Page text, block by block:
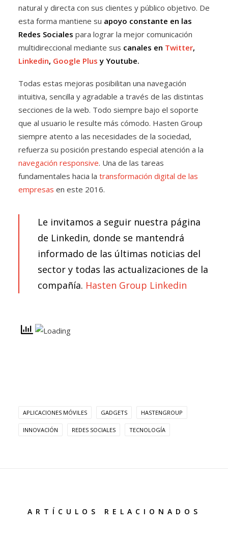
natural y directa con sus clientes y público objetivo. De
esta forma mantiene su apoyo constante en las
Redes Sociales para lograr la mejor comunicación
multidireccional mediante sus canales en Twitter,
Linkedin, Google Plus y Youtube.
Todas estas mejoras posibilitan una navegación
intuitiva, sencilla y agradable a través de las distintas
secciones de la web. Todo siempre bajo el soporte
que al usuario le resulte más cómodo. Hasten Group
siempre atento a las necesidades de la sociedad,
refuerza su posición prestando especial atención a la
navegación responsive. Una de las tareas
fundamentales hacia la transformación digital de las
empresas en este 2016.
Le invitamos a seguir nuestra página
de Linkedin, donde se mantendrá
informado de las últimas noticias del
sector y todas las actualizaciones de la
compañía. Hasten Group Linkedin
APLICACIONES MÓVILES GADGETS HASTENGROUP
INNOVACIÓN REDES SOCIALES TECNOLOGÍA
ARTÍCULOS RELACIONADOS